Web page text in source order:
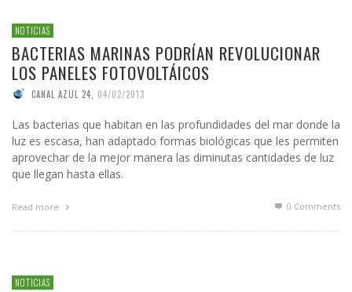
NOTICIAS
BACTERIAS MARINAS PODRÍAN REVOLUCIONAR
LOS PANELES FOTOVOLTÁICOS
CANAL AZUL 24, 04/02/2013
Las bacterias que habitan en las profundidades del mar donde la
luz es escasa, han adaptado formas biológicas que les permiten
aprovechar de la mejor manera las diminutas cantidades de luz
que llegan hasta ellas.
Read more 0 Comments
NOTICIAS